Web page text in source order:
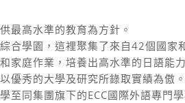
最高水準的教育為方針。
合學園，這裡聚集了來自42個國
家庭作業，培養出高水準的日語能力
優秀的大學及研究所錄取實績為傲
至同集團旗下的ECC國際外語專門